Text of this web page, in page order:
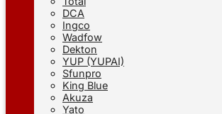
DCA
Ingco
Wadfow
Dekton
YUP (YUPAI)
Sfunpro
King Blue
Akuza
Yato